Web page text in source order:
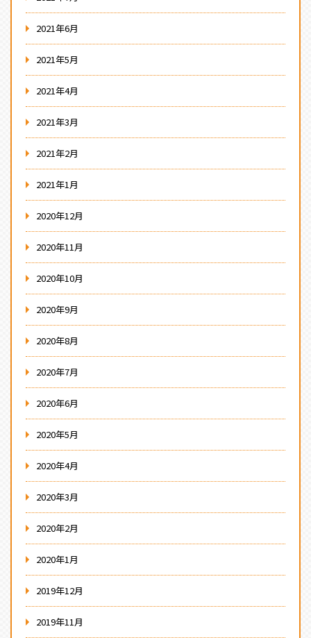
2021年6月
2021年5月
2021年4月
2021年3月
2021年2月
2021年1月
2020年12月
2020年11月
2020年10月
2020年9月
2020年8月
2020年7月
2020年6月
2020年5月
2020年4月
2020年3月
2020年2月
2020年1月
2019年12月
2019年11月